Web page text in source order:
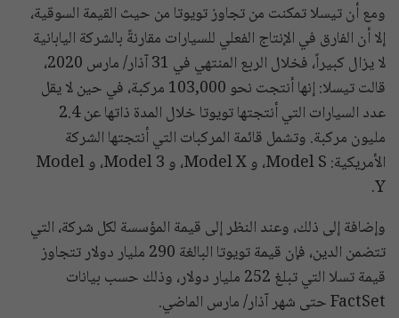
ومع أن تيسلا تمكنت من تجاوز تويوتا من حيث القيمة السوقية،
إلا أن الفارق في الإنتاج الفعلي للسيارات مقارنةً بالشركة اليابانية
لا يزال كبيراً، فخلال الربع المنتهي في 31 آذار/ مارس 2020،
قالت تيسلا: إنها أنتجت نحو 103,000 مركبة، في حين لا يقل
عدد السيارات التي أنتجتها تويوتا خلال المدة ذاتها عن 2.4
مليون مركبة. وتشمل قائمة المركبات التي أنتجتها الشركة
الأمريكية: Model S، و Model X، و Model 3، و Model
Y.
وإضافة إلى ذلك، وعند النظر إلى قيمة المؤسسة لكل شركة، التي
تتضمن الدين، فإن قيمة تويوتا البالغة 290 مليار دولار تتجاوز
قيمة تسلا التي تبلغ 252 مليار دولار، وذلك حسب بيانات
FactSet حتى شهر آذار/ مارس الماضي.